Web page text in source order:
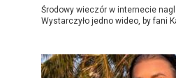
Środowy wieczór w internecie
Wystarczyło jedno wideo, by fani